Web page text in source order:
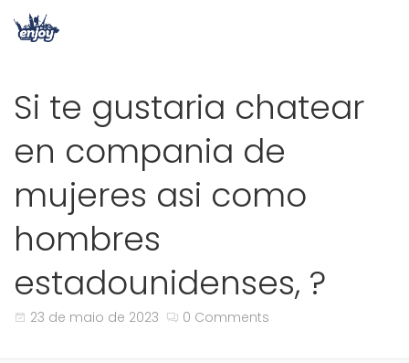
Si te gustaria chatear
en compania de
mujeres asi­ como
hombres
estadounidenses, ?
23 de maio de 2023 0 Comments